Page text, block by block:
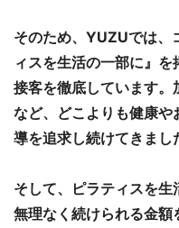
そのため、YUZUでは、
ィスを生活の一部に』
接客を徹底しています。
など、どこよりも健康
導を追求し続けてきまし
そして、ピラティスを生
無理なく続けられる金